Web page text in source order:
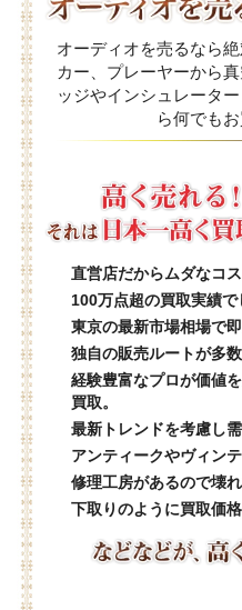
オーディオを売るなら
カー、プレーヤーから
ッジやインシュレータ
ら何でも
直営店だからムダなコ
100万点超の買取実績で
東京の最新市場相場で
独自の販売ルートが多
経験豊富なプロが価値
買取。
最新トレンドを考慮し
アンティークやヴィン
修理工房があるので壊
下取りのように買取価